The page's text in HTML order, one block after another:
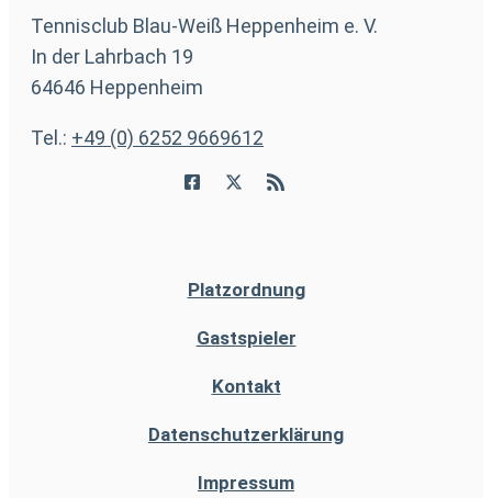
Tennisclub Blau-Weiß Heppenheim e. V.
In der Lahrbach 19
64646 Heppenheim
Tel.: +49 (0) 6252 9669612
Platzordnung
Gastspieler
Kontakt
Datenschutzerklärung
Impressum